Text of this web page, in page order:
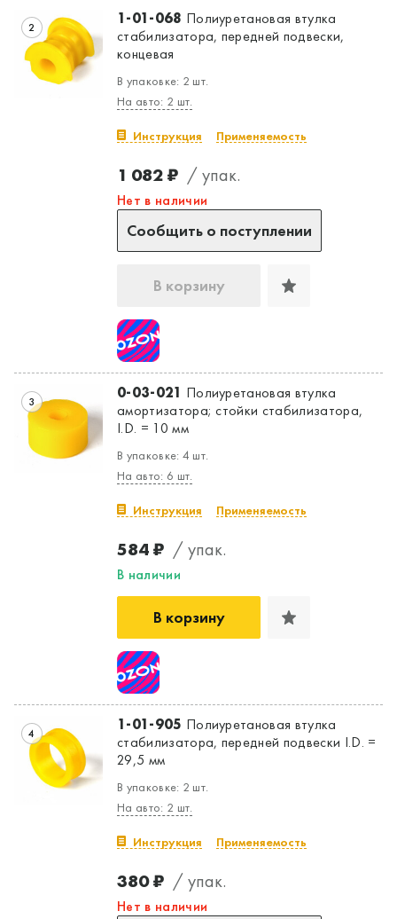
2 1-01-068 Полиуретановая втулка
стабилизатора, передней подвески,
концевая
В упаковке: 2 шт.
На авто: 2 шт.
Инструкция Применяемость
1 082 ₽ / упак.
Нет в наличии
Сообщить о поступлении
В корзину
3 0-03-021 Полиуретановая втулка
амортизатора; стойки стабилизатора,
I.D. = 10 мм
В упаковке: 4 шт.
На авто: 6 шт.
Инструкция Применяемость
584 ₽ / упак.
В наличии
В корзину
4 1-01-905 Полиуретановая втулка
стабилизатора, передней подвески I.D. =
29,5 мм
В упаковке: 2 шт.
На авто: 2 шт.
Инструкция Применяемость
380 ₽ / упак.
Нет в наличии